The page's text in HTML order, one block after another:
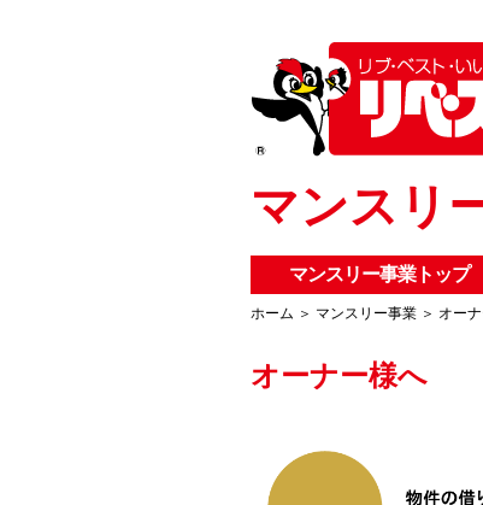
マンスリ
マンスリー事業トップ
ホーム ＞ マンスリー事業 ＞ オー
オーナー様へ